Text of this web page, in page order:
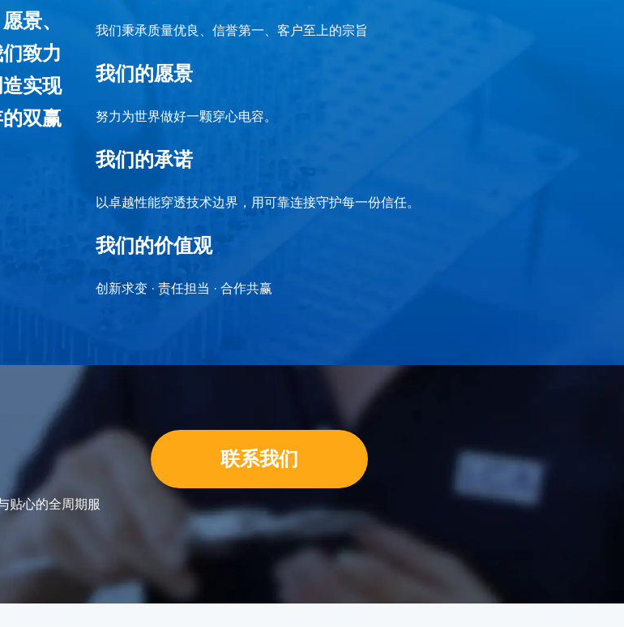
景、
致力
实现
双赢
我们秉承质量优良、信誉第一、客户至上的宗旨
我们的愿景
努力为世界做好一颗穿心电容。
我们的承诺
以卓越性能穿透技术边界，用可靠连接守护每一份信任。
我们的价值观
创新求变 · 责任担当 · 合作共赢
贴心的全周期服
联系我们